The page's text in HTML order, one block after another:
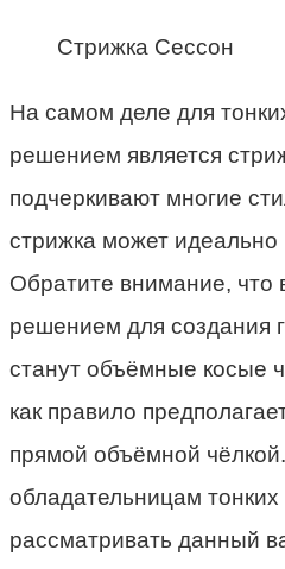
Стрижка Сессон
На самом деле для
решением является
подчеркивают многие
стрижка может
Обратите внимание, что
решением для создания
станут объёмные косые
как правило
прямой объёмной
обладательницам
рассматривать данный